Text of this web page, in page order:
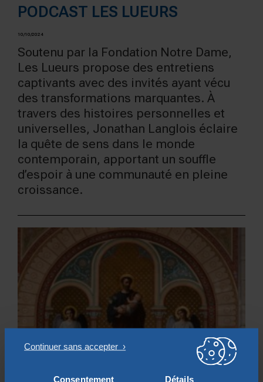
Consentement Détails
PODCAST LES LUEURS
10/10/2024
Soutenu par la Fondation Notre Dame,
Les Lueurs propose des entretiens
captivants avec des invités ayant vécu
des transformations marquantes. À
travers des histoires personnelles et
universelles, Jonathan Langlois éclaire
la quête de sens dans le monde
contemporain, apportant un souffle
d’espoir à une communauté en pleine
croissance.